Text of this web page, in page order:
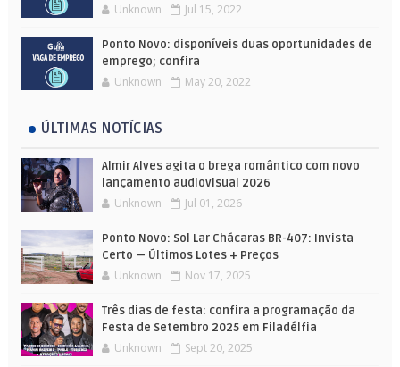
Unknown Jul 15, 2022
Ponto Novo: disponíveis duas oportunidades de
emprego; confira
Unknown May 20, 2022
ÚLTIMAS NOTÍCIAS
Almir Alves agita o brega romântico com novo
lançamento audiovisual 2026
Unknown Jul 01, 2026
Ponto Novo: Sol Lar Chácaras BR-407: Invista
Certo — Últimos Lotes + Preços
Unknown Nov 17, 2025
Três dias de festa: confira a programação da
Festa de Setembro 2025 em Filadélfia
Unknown Sept 20, 2025